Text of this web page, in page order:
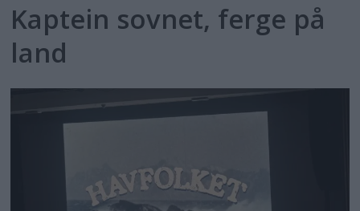
Kaptein sovnet, ferge på
land